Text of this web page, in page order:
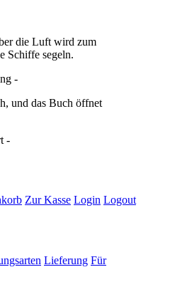
die Luft wird zum
Schiffe segeln.
-
und das Buch öffnet
-
Zur Kasse Login Logout
Lieferung Für